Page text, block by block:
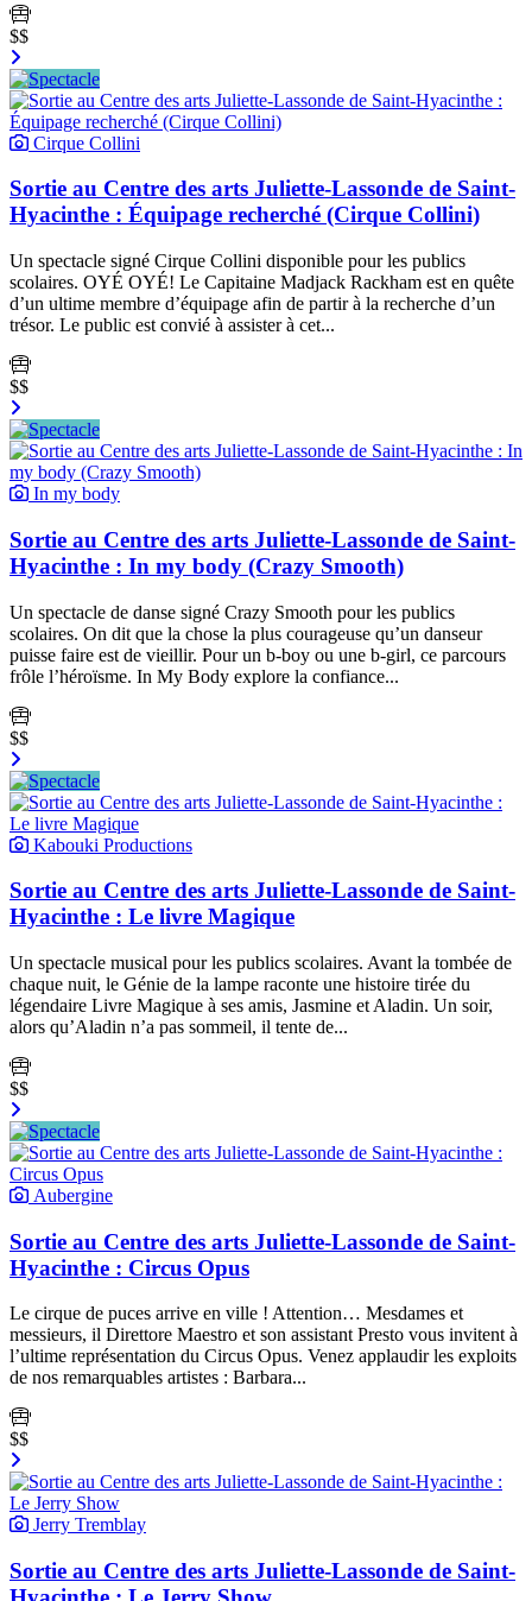
$$
Cirque Collini
Sortie au Centre des arts Juliette-Lassonde de Saint-
Hyacinthe : Équipage recherché (Cirque Collini)
Un spectacle signé Cirque Collini disponible pour les publics
scolaires. OYÉ OYÉ! Le Capitaine Madjack Rackham est en quête
d’un ultime membre d’équipage afin de partir à la recherche d’un
trésor. Le public est convié à assister à cet...
$$
In my body
Sortie au Centre des arts Juliette-Lassonde de Saint-
Hyacinthe : In my body (Crazy Smooth)
Un spectacle de danse signé Crazy Smooth pour les publics
scolaires. On dit que la chose la plus courageuse qu’un danseur
puisse faire est de vieillir. Pour un b-boy ou une b-girl, ce parcours
frôle l’héroïsme. In My Body explore la confiance...
$$
Kabouki Productions
Sortie au Centre des arts Juliette-Lassonde de Saint-
Hyacinthe : Le livre Magique
Un spectacle musical pour les publics scolaires. Avant la tombée de
chaque nuit, le Génie de la lampe raconte une histoire tirée du
légendaire Livre Magique à ses amis, Jasmine et Aladin. Un soir,
alors qu’Aladin n’a pas sommeil, il tente de...
$$
Aubergine
Sortie au Centre des arts Juliette-Lassonde de Saint-
Hyacinthe : Circus Opus
Le cirque de puces arrive en ville ! Attention… Mesdames et
messieurs, il Direttore Maestro et son assistant Presto vous invitent à
l’ultime représentation du Circus Opus. Venez applaudir les exploits
de nos remarquables artistes : Barbara...
$$
Jerry Tremblay
Sortie au Centre des arts Juliette-Lassonde de Saint-